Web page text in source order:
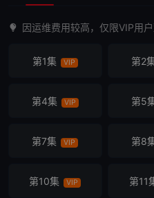
因运维费用较高，仅限VIP用户
第1集 VIP 第2
第4集 VIP 第5
第7集 VIP 第8
第10集 VIP 第11